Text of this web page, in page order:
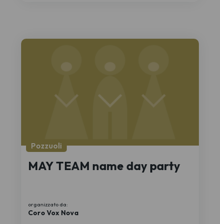
Pozzuoli
MAY TEAM name day party
organizzato da:
Coro Vox Nova